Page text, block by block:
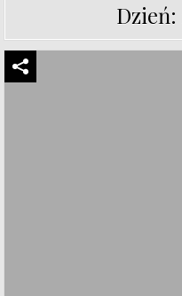
Dzień: